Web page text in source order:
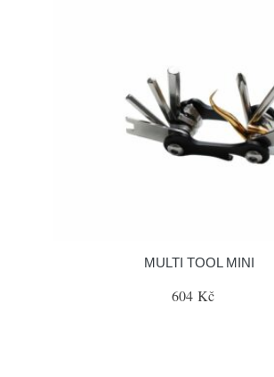
MULTI TOOL MINI
604 Kč